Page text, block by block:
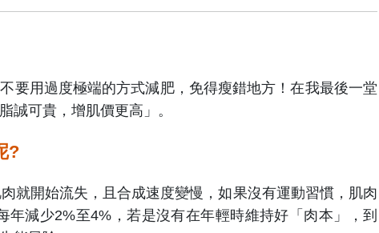
要用過度極端的方式減肥，免得瘦錯地方！在我最後一堂
誠可貴，增肌價更高」。
?
就開始流失，且合成速度變慢，如果沒有運動習慣，肌肉
年減少2%至4%，若是沒有在年輕時維持好「肉本」，到